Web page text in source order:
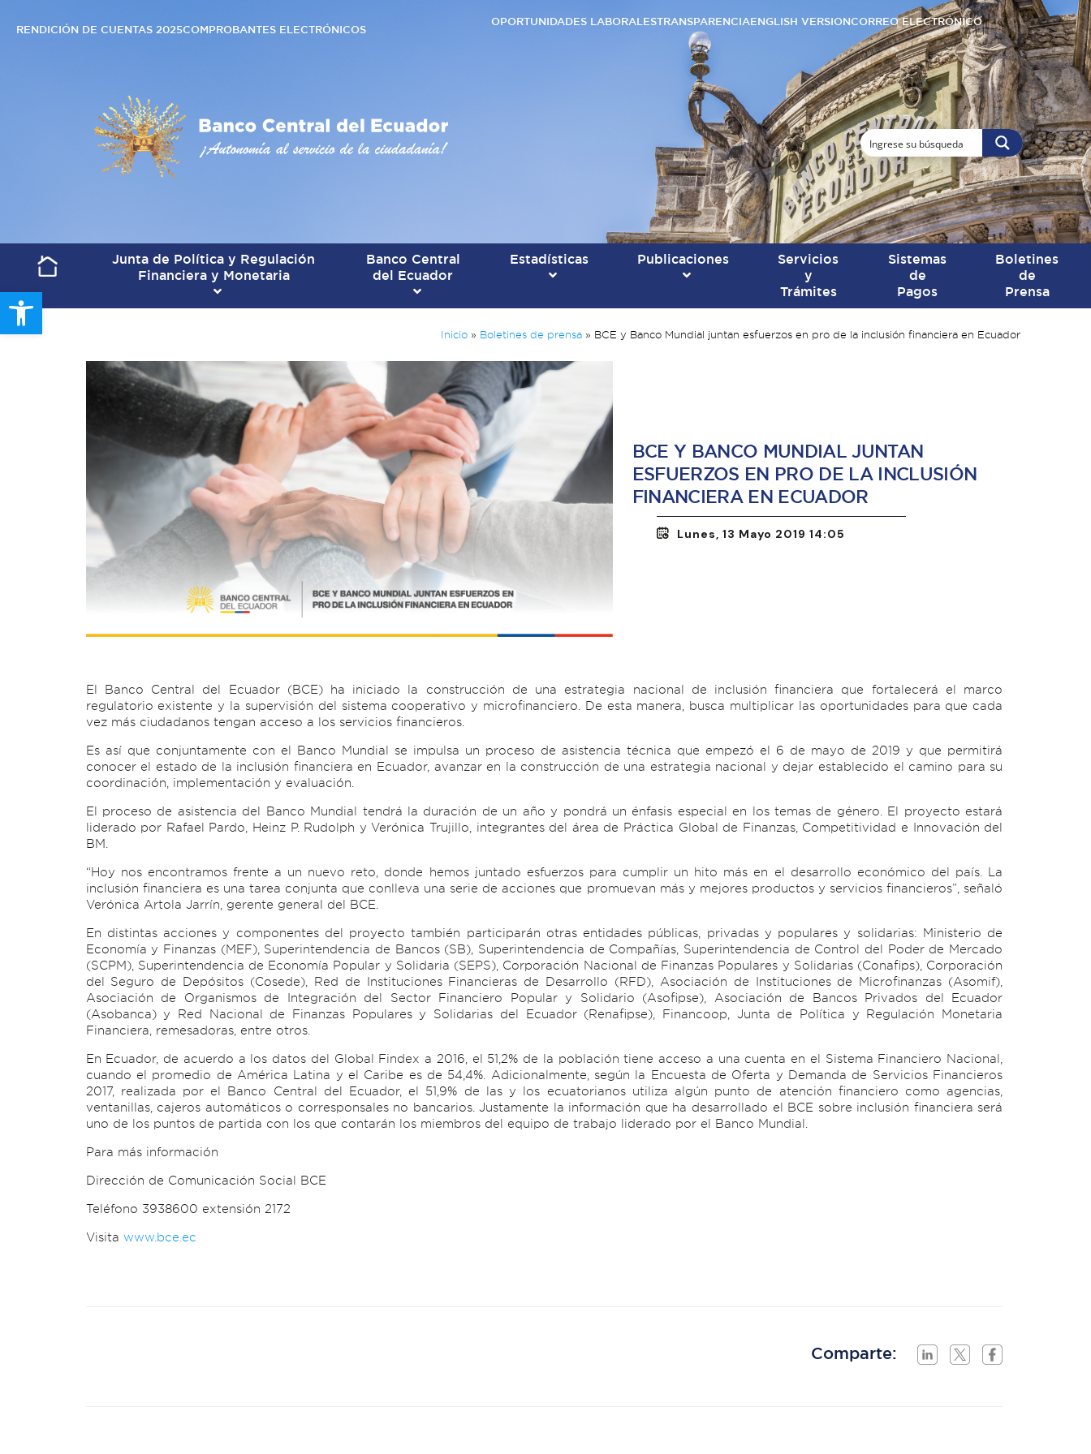
Open toolbar
RENDICIÓN DE CUENTAS 2025COMPROBANTES ELECTRÓNICOS
OPORTUNIDADES LABORALESTRANSPARENCIAENGLISH VERSIONCORREO ELECTRÓNICO
Junta de Política y Regulación
Financiera y Monetaria
Banco Central
del Ecuador
Estadísticas Publicaciones
Servicios
y
Trámites
Sistemas
de
Pagos
Boletines
de
Prensa
Inicio » Boletines de prensa » BCE y Banco Mundial juntan esfuerzos en pro de la inclusión financiera en Ecuador
BCE Y BANCO MUNDIAL JUNTAN
ESFUERZOS EN PRO DE LA INCLUSIÓN
FINANCIERA EN ECUADOR
Lunes, 13 Mayo 2019 14:05
El Banco Central del Ecuador (BCE) ha iniciado la construcción de una estrategia nacional de inclusión financiera que fortalecerá el marco
regulatorio existente y la supervisión del sistema cooperativo y microfinanciero. De esta manera, busca multiplicar las oportunidades para que cada
vez más ciudadanos tengan acceso a los servicios financieros.
Es así que conjuntamente con el Banco Mundial se impulsa un proceso de asistencia técnica que empezó el 6 de mayo de 2019 y que permitirá
conocer el estado de la inclusión financiera en Ecuador, avanzar en la construcción de una estrategia nacional y dejar establecido el camino para su
coordinación, implementación y evaluación.
El proceso de asistencia del Banco Mundial tendrá la duración de un año y pondrá un énfasis especial en los temas de género. El proyecto estará
liderado por Rafael Pardo, Heinz P. Rudolph y Verónica Trujillo, integrantes del área de Práctica Global de Finanzas, Competitividad e Innovación del
BM.
“Hoy nos encontramos frente a un nuevo reto, donde hemos juntado esfuerzos para cumplir un hito más en el desarrollo económico del país. La
inclusión financiera es una tarea conjunta que conlleva una serie de acciones que promuevan más y mejores productos y servicios financieros”, señaló
Verónica Artola Jarrín, gerente general del BCE.
En distintas acciones y componentes del proyecto también participarán otras entidades públicas, privadas y populares y solidarias: Ministerio de
Economía y Finanzas (MEF), Superintendencia de Bancos (SB), Superintendencia de Compañías, Superintendencia de Control del Poder de Mercado
(SCPM), Superintendencia de Economía Popular y Solidaria (SEPS), Corporación Nacional de Finanzas Populares y Solidarias (Conafips), Corporación
del Seguro de Depósitos (Cosede), Red de Instituciones Financieras de Desarrollo (RFD), Asociación de Instituciones de Microfinanzas (Asomif),
Asociación de Organismos de Integración del Sector Financiero Popular y Solidario (Asofipse), Asociación de Bancos Privados del Ecuador
(Asobanca) y Red Nacional de Finanzas Populares y Solidarias del Ecuador (Renafipse), Financoop, Junta de Política y Regulación Monetaria
Financiera, remesadoras, entre otros.
En Ecuador, de acuerdo a los datos del Global Findex a 2016, el 51,2% de la población tiene acceso a una cuenta en el Sistema Financiero Nacional,
cuando el promedio de América Latina y el Caribe es de 54,4%. Adicionalmente, según la Encuesta de Oferta y Demanda de Servicios Financieros
2017, realizada por el Banco Central del Ecuador, el 51,9% de las y los ecuatorianos utiliza algún punto de atención financiero como agencias,
ventanillas, cajeros automáticos o corresponsales no bancarios. Justamente la información que ha desarrollado el BCE sobre inclusión financiera será
uno de los puntos de partida con los que contarán los miembros del equipo de trabajo liderado por el Banco Mundial.
Para más información
Dirección de Comunicación Social BCE
Teléfono 3938600 extensión 2172
Visita www.bce.ec
Comparte: